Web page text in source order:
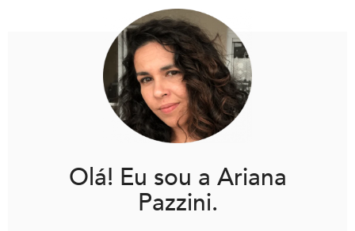
Olá! Eu sou a Ariana
Pazzini.